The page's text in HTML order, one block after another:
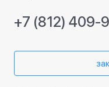
+7 (812) 409-